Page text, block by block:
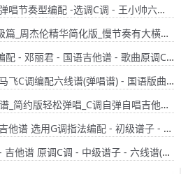
型编配 -选调C调 - 王小帅六线谱精选 - 国语
周杰伦精华简化版_慢节奏有大横按编配
- 邓丽君 - 国语吉他谱 - 歌曲原调C调
编配六线谱(弹唱谱) - 国语版曲谱 - 歌曲原调E调
松弹唱_C调自弹自唱吉他谱_刘德华现场版吉他谱
G调指法编配 - 初级谱子 - 六线谱(独奏/指弹谱)
原调C调 - 中级谱子 - 六线谱(独奏/指弹谱)